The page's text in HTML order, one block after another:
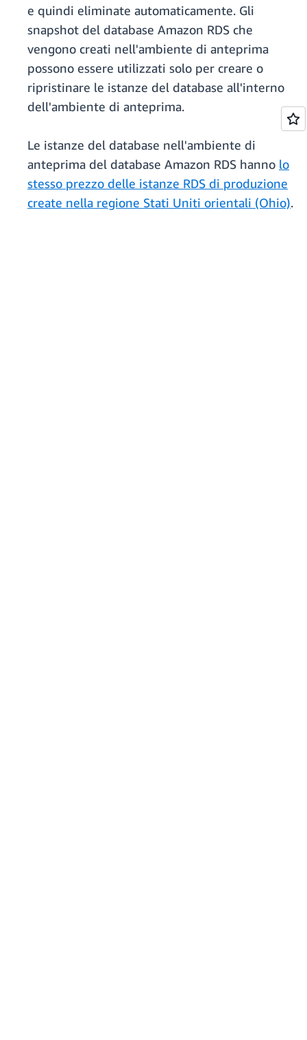
e quindi eliminate automaticamente. Gli
snapshot del database Amazon RDS che
vengono creati nell'ambiente di anteprima
possono essere utilizzati solo per creare o
ripristinare le istanze del database all'interno
dell'ambiente di anteprima.
Le istanze del database nell'ambiente di
anteprima del database Amazon RDS hanno lo
stesso prezzo delle istanze RDS di produzione
create nella regione Stati Uniti orientali (Ohio).